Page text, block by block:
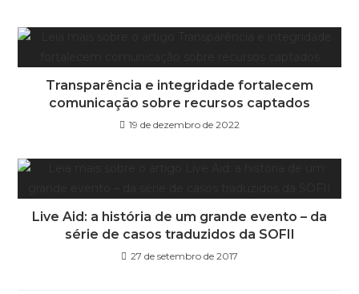
Transparência e integridade fortalecem
comunicação sobre recursos captados
19 de dezembro de 2022
Live Aid: a história de um grande evento – da
série de casos traduzidos da SOFII
27 de setembro de 2017